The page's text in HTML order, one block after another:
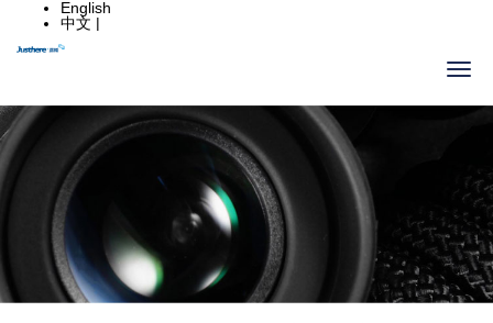
English
中文 |